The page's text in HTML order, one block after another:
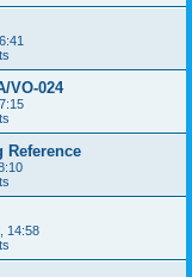
VO-024
Reference
14:58